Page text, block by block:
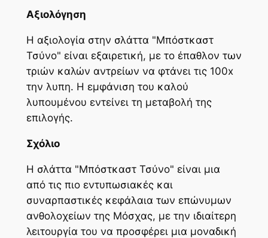
Αξιολόγηση
Η αξιολογία στην σλάττα "Μπόστκαστ
Τσύνο" είναι εξαιρετική, με το έπαθλον των
τριών καλών αντρείων να φτάνει τις 100x
την λυπη. Η εμφάνιση του καλού
λυπουμένου εντείνει τη μεταβολή της
επιλογής.
Σχόλιο
Η σλάττα "Μπόστκαστ Τσύνο" είναι μια
από τις πιο εντυπωσιακές και
συναρπαστικές κεφάλαια των επώνυμων
ανθολοχείων της Μόσχας, με την ιδιαίτερη
λειτουργία του να προσφέρει μια μοναδική